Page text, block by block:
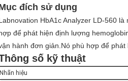
đích sử dụng
HbA1c Analyzer LD-560
để phát hiện định lượng
hành đơn giản.Nó phù hợp để
số kỹ thuật
Nhãn hiệu